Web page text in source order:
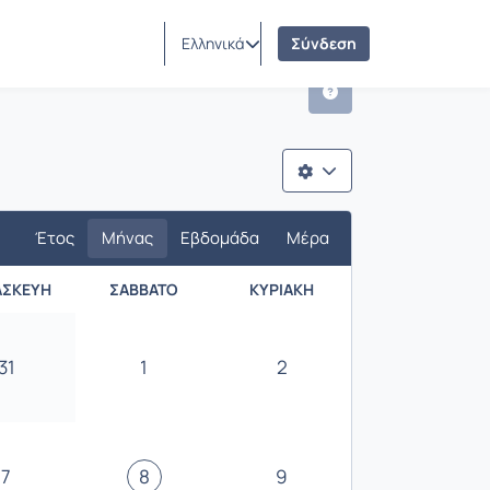
Ελληνικά Σύνδεση
Έτος Μήνας Εβδομάδα Μέρα
ΣΆΒΒΑΤΟ ΚΥΡΙΑΚΉ
31 1 2
7 8 9